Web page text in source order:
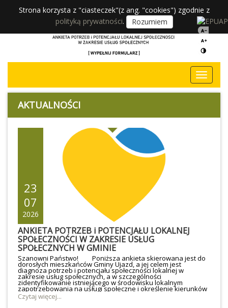
Strona korzysta z "ciasteczek"(z ang. "cookies") zgodnie z
polityką prywatności. Rozumiem
AKTUALNOŚCI
23
07
2026
ANKIETA POTRZEB i POTENCJAŁU LOKALNEJ
SPOŁECZNOŚCI W ZAKRESIE USŁUG
SPOŁECZNYCH W GMINIE
Szanowni Państwo! Poniższa ankieta skierowana jest do
dorosłych mieszkańców Gminy Ujazd, a jej celem jest
diagnoza potrzeb i potencjału społeczności lokalnej w
zakresie usług społecznych, a w szczególności
zidentyfikowanie istniejącego w środowisku lokalnym
zapotrzebowania na usługi społeczne i określenie kierunków
rozwoju Gminy. Ważne jest, aby jak największa liczba
mieszkańców Naszej Gminy uczestniczyła w badaniu opinii,
Czytaj więcej...